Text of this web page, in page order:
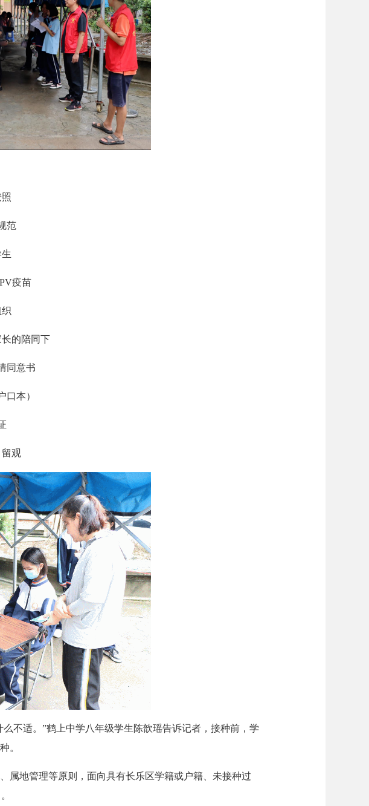
范
疫苗
的陪同下
同意书
本）
观
适。”鹤上中学八年级学生陈歆瑶告诉记者，接种前，学
。
地管理等原则，面向具有长乐区学籍或户籍、未接种过